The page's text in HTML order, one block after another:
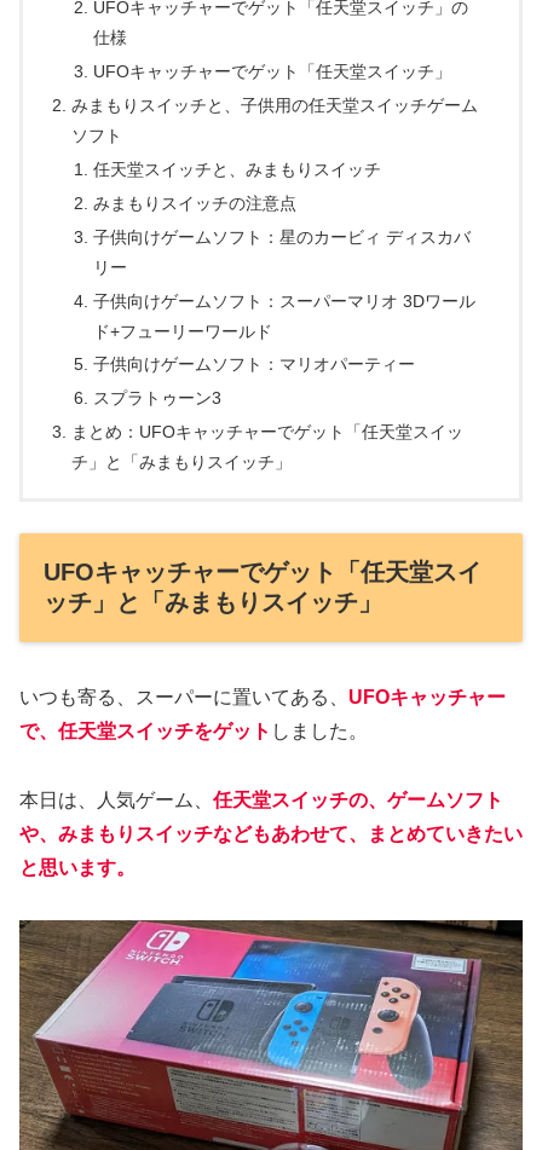
UFOキャッチャーでゲット「任天堂スイッチ」の
仕様
UFOキャッチャーでゲット「任天堂スイッチ」
みまもりスイッチと、子供用の任天堂スイッチゲーム
ソフト
任天堂スイッチと、みまもりスイッチ
みまもりスイッチの注意点
子供向けゲームソフト：星のカービィ ディスカバ
リー
子供向けゲームソフト：スーパーマリオ 3Dワール
ド+フューリーワールド
子供向けゲームソフト：マリオパーティー
スプラトゥーン3
まとめ：UFOキャッチャーでゲット「任天堂スイッ
チ」と「みまもりスイッチ」
UFOキャッチャーでゲット「任天堂スイ
ッチ」と「みまもりスイッチ」
いつも寄る、スーパーに置いてある、 UFOキャッチャー
で、任天堂スイッチをゲット しました。
本日は、人気ゲーム、 任天堂スイッチの、ゲームソフト
や、みまもりスイッチなどもあわせて、まとめていきたい
と思います。